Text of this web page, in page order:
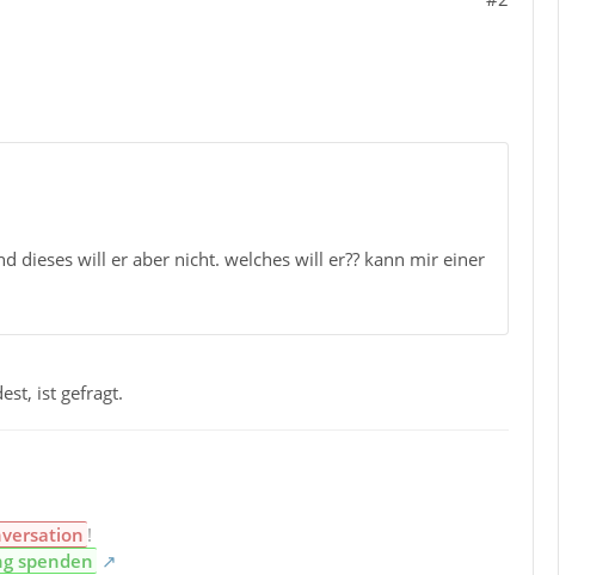
dieses will er aber nicht. welches will er?? kann mir einer
ist gefragt.
!
spenden